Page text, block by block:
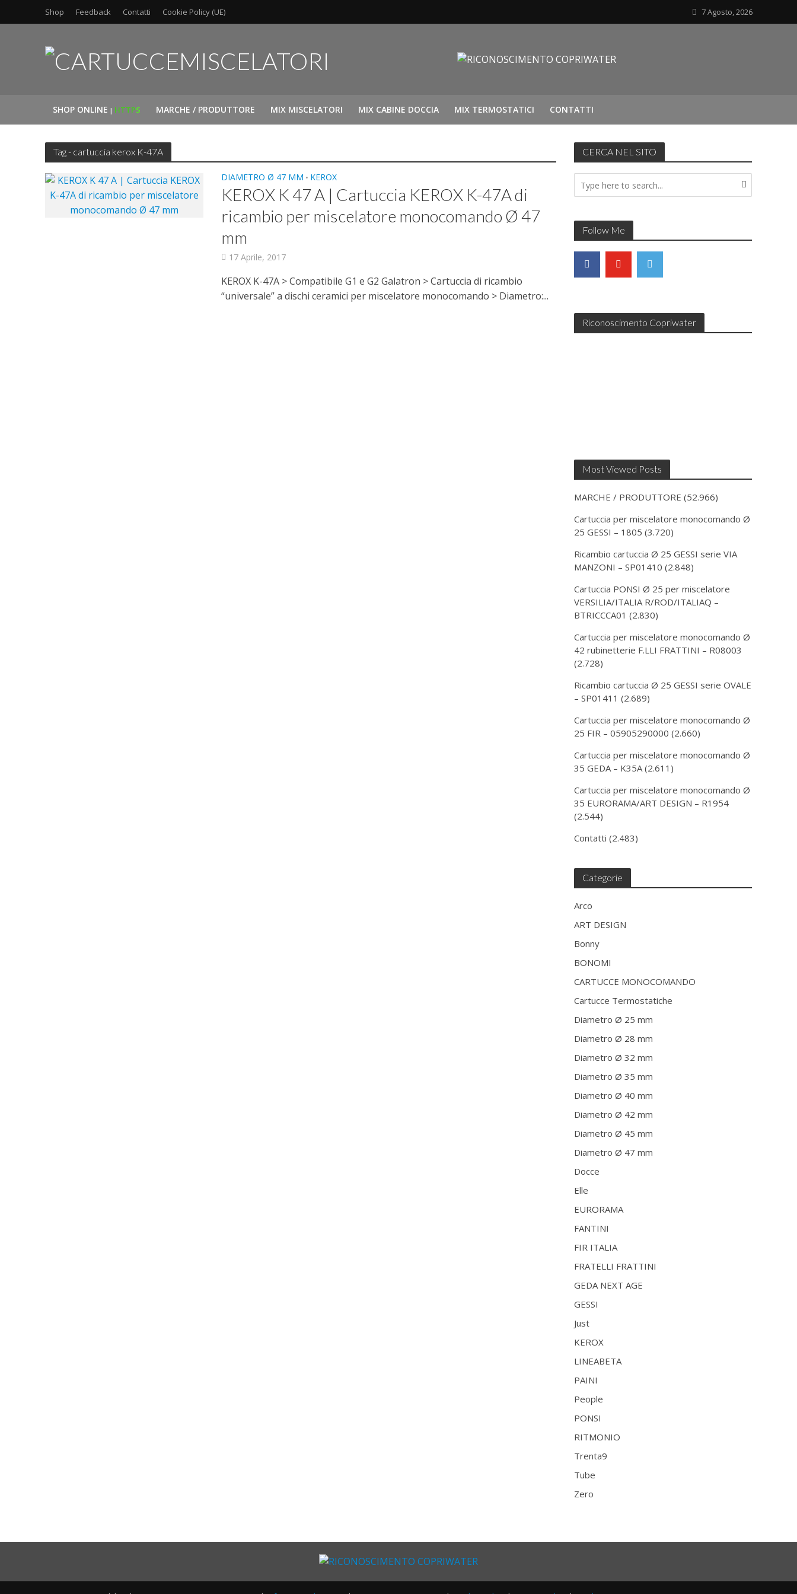
Shop Feedback Contatti Cookie Policy (UE) 7 Agosto, 2026
SHOP ONLINE | HTTPS MARCHE / PRODUTTORE MIX MISCELATORI MIX CABINE DOCCIA MIX TERMOSTATICI CONTATTI
Tag - cartuccia kerox K-47A
DIAMETRO Ø 47 MM • KEROX
KEROX K 47 A | Cartuccia KEROX K-47A di
ricambio per miscelatore monocomando Ø 47
mm
17 Aprile, 2017
KEROX K-47A > Compatibile G1 e G2 Galatron > Cartuccia di ricambio
“universale” a dischi ceramici per miscelatore monocomando > Diametro:...
CERCA NEL SITO
Follow Me
Riconoscimento Copriwater
Most Viewed Posts
MARCHE / PRODUTTORE (52.966)
Cartuccia per miscelatore monocomando Ø
25 GESSI – 1805 (3.720)
Ricambio cartuccia Ø 25 GESSI serie VIA
MANZONI – SP01410 (2.848)
Cartuccia PONSI Ø 25 per miscelatore
VERSILIA/ITALIA R/ROD/ITALIAQ –
BTRICCCA01 (2.830)
Cartuccia per miscelatore monocomando Ø
42 rubinetterie F.LLI FRATTINI – R08003
(2.728)
Ricambio cartuccia Ø 25 GESSI serie OVALE
– SP01411 (2.689)
Cartuccia per miscelatore monocomando Ø
25 FIR – 05905290000 (2.660)
Cartuccia per miscelatore monocomando Ø
35 GEDA – K35A (2.611)
Cartuccia per miscelatore monocomando Ø
35 EURORAMA/ART DESIGN – R1954
(2.544)
Contatti (2.483)
Categorie
Arco
ART DESIGN
Bonny
BONOMI
CARTUCCE MONOCOMANDO
Cartucce Termostatiche
Diametro Ø 25 mm
Diametro Ø 28 mm
Diametro Ø 32 mm
Diametro Ø 35 mm
Diametro Ø 40 mm
Diametro Ø 42 mm
Diametro Ø 45 mm
Diametro Ø 47 mm
Docce
Elle
EURORAMA
FANTINI
FIR ITALIA
FRATELLI FRATTINI
GEDA NEXT AGE
GESSI
Just
KEROX
LINEABETA
PAINI
People
PONSI
RITMONIO
Trenta9
Tube
Zero